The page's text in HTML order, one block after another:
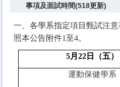
事項及面試時間(518更新)
一、各學系指定項目甄試注
照本公告附件1至4。
5月22日（五）
運動保健學系